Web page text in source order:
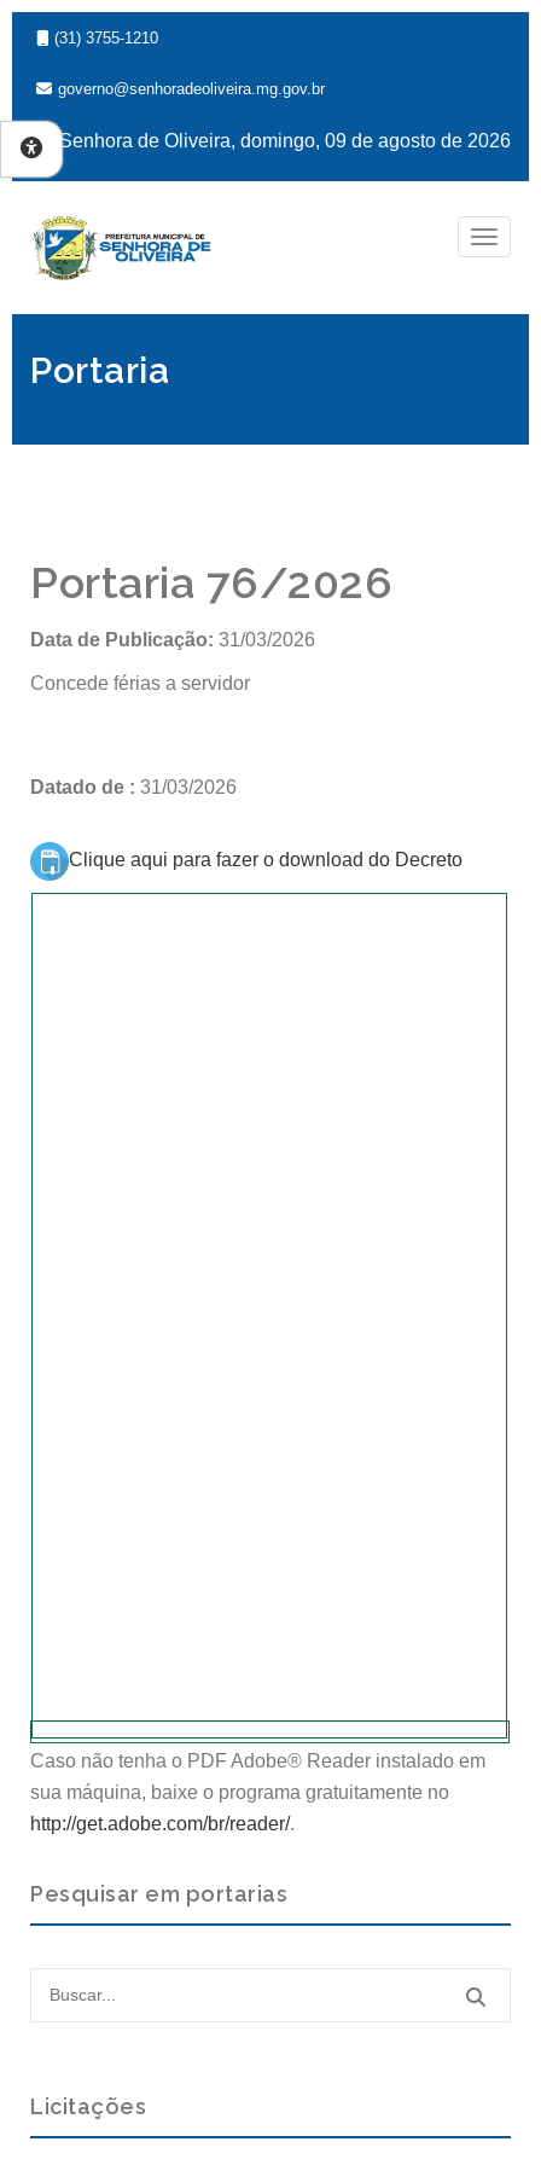
(31) 3755-1210
governo@senhoradeoliveira.mg.gov.br
Senhora de Oliveira, domingo, 09 de agosto de 2026
Portaria
Portaria 76/2026
Data de Publicação: 31/03/2026
Concede férias a servidor
Datado de : 31/03/2026
Clique aqui para fazer o download do Decreto
Caso não tenha o PDF Adobe® Reader instalado em
sua máquina, baixe o programa gratuitamente no
http://get.adobe.com/br/reader/.
Pesquisar em portarias
Licitações